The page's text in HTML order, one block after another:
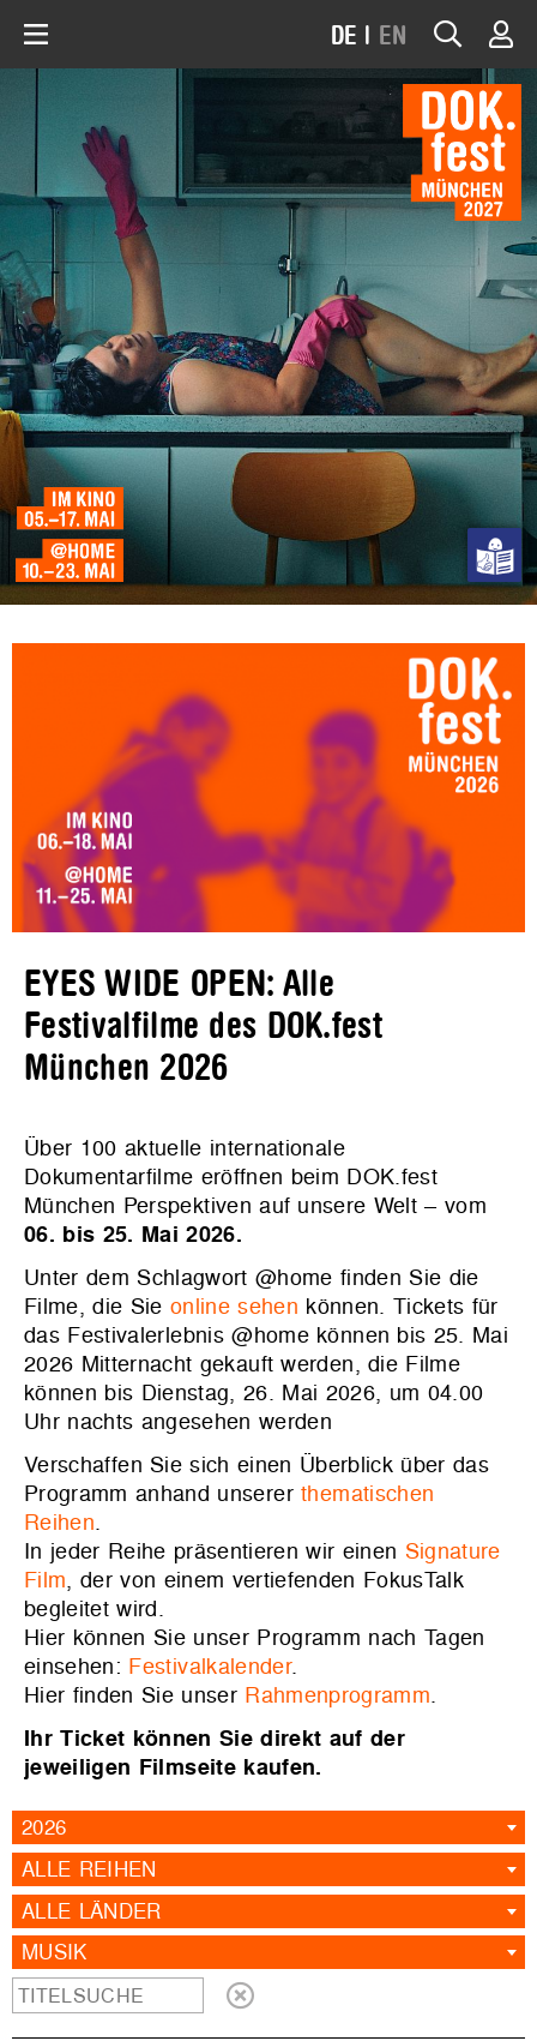
DE | EN
EYES WIDE OPEN: Alle
Festivalfilme des DOK.fest
München 2026
Über 100 aktuelle internationale
Dokumentarfilme eröffnen beim DOK.fest
München Perspektiven auf unsere Welt – vom
06. bis 25. Mai 2026.
Unter dem Schlagwort @home finden Sie die
Filme, die Sie online sehen können. Tickets für
das Festivalerlebnis @home können bis 25. Mai
2026 Mitternacht gekauft werden, die Filme
können bis Dienstag, 26. Mai 2026, um 04.00
Uhr nachts angesehen werden
Verschaffen Sie sich einen Überblick über das
Programm anhand unsererthematischen
Reihen.
In jeder Reihe präsentieren wir einen Signature
Film, der von einem vertiefenden FokusTalk
begleitet wird.
Hier können Sie unser Programm nach Tagen
einsehen: Festivalkalender.
Hier finden Sie unser Rahmenprogramm.
Ihr Ticket können Sie direkt auf der
jeweiligen Filmseite kaufen.
2026
ALLE REIHEN
ALLE LÄNDER
MUSIK